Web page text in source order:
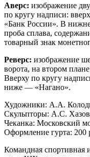
Аверс: изображение
по кругу надписи:
«Банк России». В
проба сплава,
товарный знак
Реверс: изображение
ворота, на втором
Вверху по кругу
ниже — «Нагано».
Художники: А.А.
Скульпторы: А.С.
Чеканка: Московский
Оформление гурта: 200
Командная спортивная